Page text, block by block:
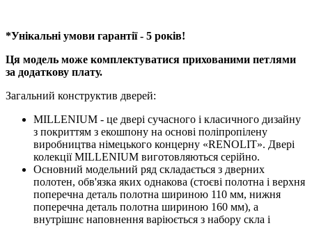
*Унікальні умови гарантії - 5 років!
Ця модель може комплектуватися прихованими петлями
за додаткову плату.
Загальний конструктив дверей:
MILLENIUM - це двері сучасного і класичного дизайну
з покриттям з екошпону на основі поліпропілену
виробництва німецького концерну «RENOLIT». Двері
колекції MILLENIUM виготовляються серійно.
Основний модельний ряд складається з дверних
полотен, обв'язка яких однакова (стоєві полотна і верхня
поперечна деталь полотна шириною 110 мм, нижня
поперечна деталь полотна шириною 160 мм), а
внутрішнє наповнення варіюється з набору скла і